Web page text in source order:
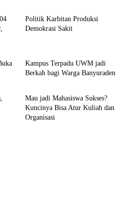
Politik Karbitan Produksi
Demokrasi Sakit
Kampus Terpadu UWM jadi
Berkah bagi Warga Banyuraden
Kampus
Mau jadi Mahasiswa Sukses?
Kuncinya Bisa Atur Kuliah dan
Organisasi